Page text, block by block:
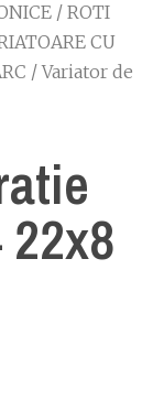
/ ROTI
CU
/ Variator de